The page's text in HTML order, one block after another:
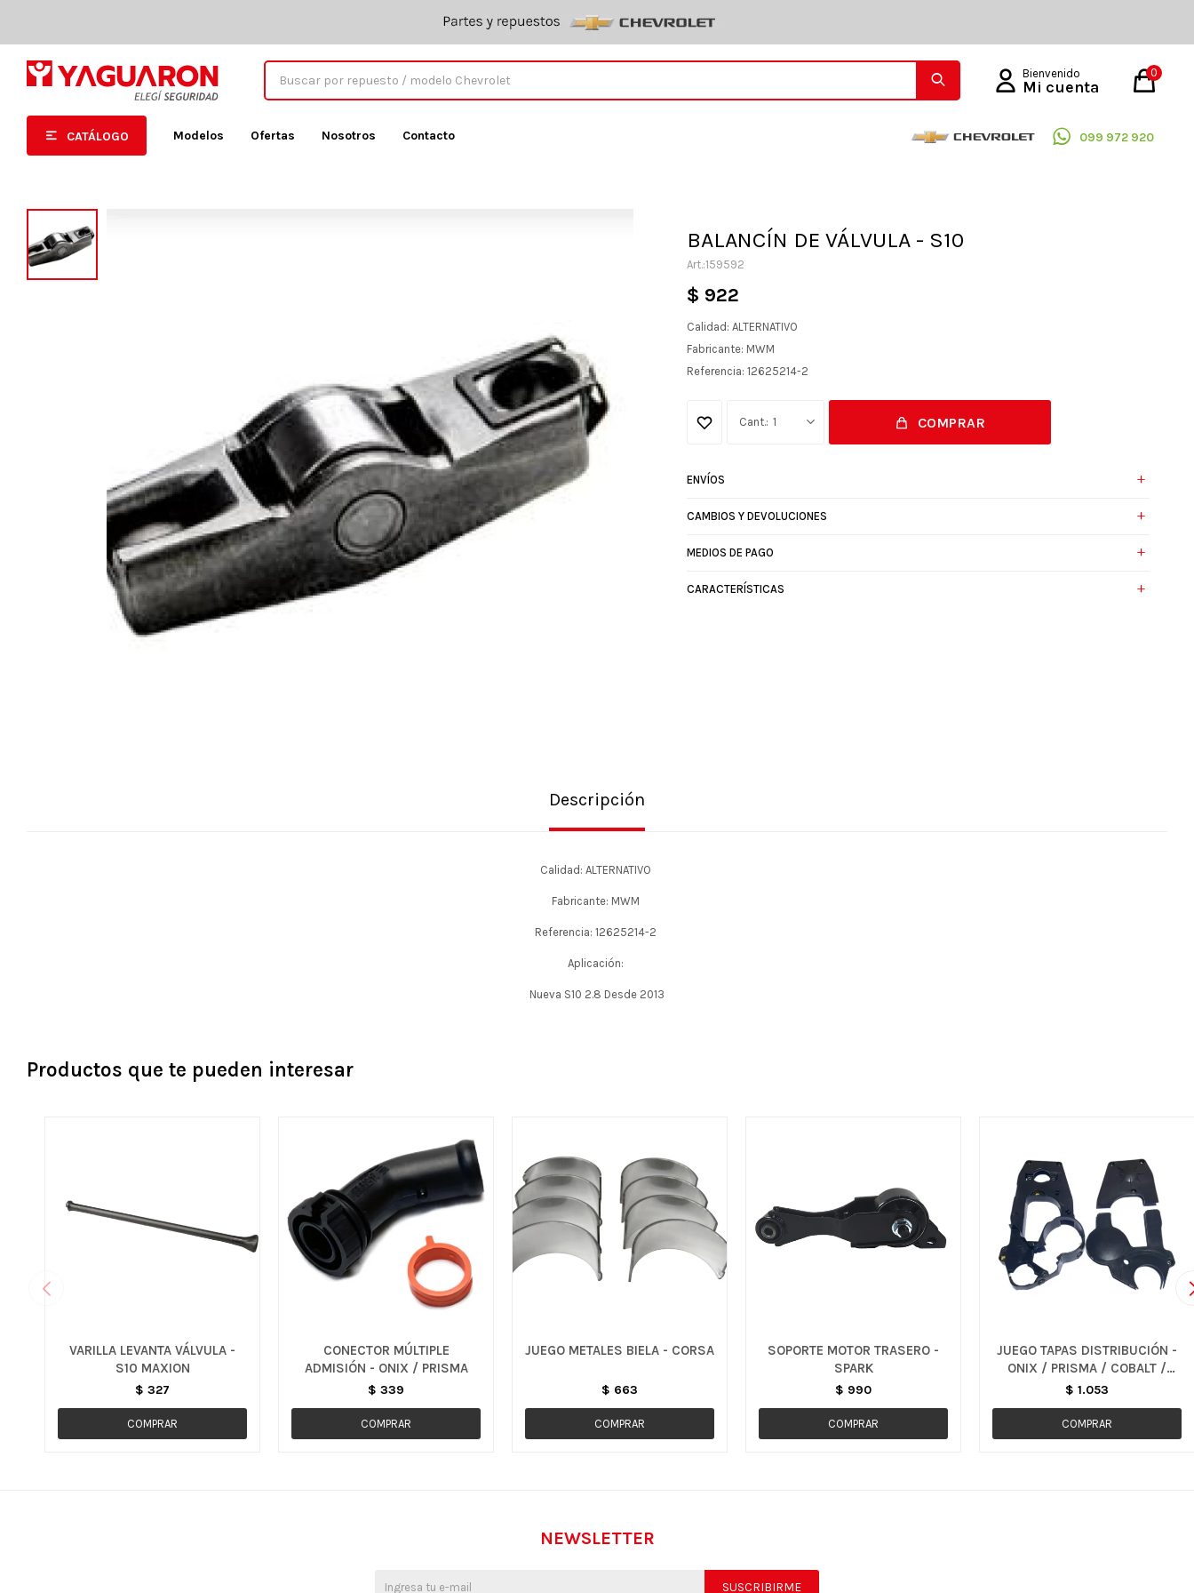
CATÁLOGO Modelos Ofertas Nosotros Contacto 099 972 920
0
BALANCÍN DE VÁLVULA - S10
159592
$ 922
Calidad: ALTERNATIVO
Fabricante: MWM
Referencia: 12625214-2
1 COMPRAR
ENVÍOS
CAMBIOS Y DEVOLUCIONES
MEDIOS DE PAGO
CARACTERÍSTICAS
Descripción
Calidad: ALTERNATIVO
Fabricante: MWM
Referencia: 12625214-2
Aplicación:
Nueva S10 2.8 Desde 2013
Productos que te pueden interesar
VARILLA LEVANTA VÁLVULA -
S10 MAXION
$ 327
CONECTOR MÚLTIPLE
ADMISIÓN - ONIX / PRISMA
$ 339
JUEGO METALES BIELA - CORSA
$ 663
SOPORTE MOTOR TRASERO -
SPARK
$ 990
JUEGO TAPAS DISTRIBUCIÓN -
ONIX / PRISMA / COBALT /
SPIN
$ 1.053
NEWSLETTER
SUSCRIBIRME